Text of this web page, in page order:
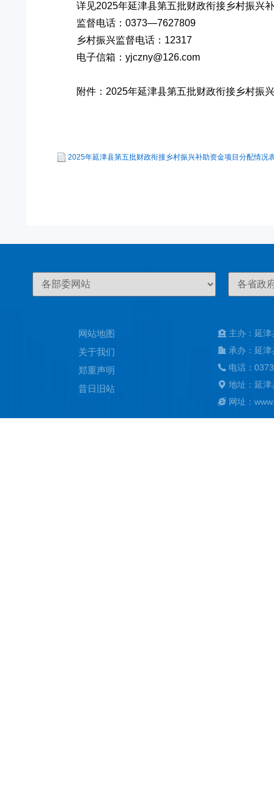
详见2025年延津县第五批财政衔接乡村振兴
监督电话：0373—7627809
乡村振兴监督电话：12317
电子信箱：yjczny@126.com
附件：2025年延津县第五批财政衔接乡村振
2025年延津县第五批财政衔接乡村振兴补助资金项目分配情况
网站地图
关于我们
郑重声明
昔日旧站
主办：延
承办：延
电话：
地址：延
网址：